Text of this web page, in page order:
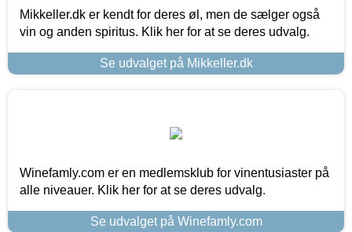
Mikkeller.dk er kendt for deres øl, men de sælger også
vin og anden spiritus. Klik her for at se deres udvalg.
Se udvalget på Mikkeller.dk
Winefamly.com er en medlemsklub for vinentusiaster på
alle niveauer. Klik her for at se deres udvalg.
Se udvalget på Winefamly.com